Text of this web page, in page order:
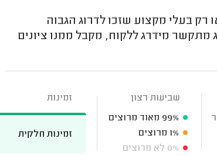
בעלי מקצוע שזכו לדרוג הגבוה
מתקשר מידרג ללקוח, מקבל ממנו ציונים
שביעות רצון
99% מאוד מרוצים
1% מרוצים
0% לא מרוצים
זמינות
זמינות חלקית